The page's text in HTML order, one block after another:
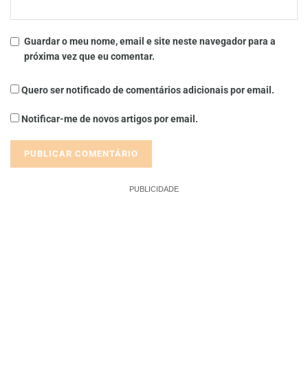
Guardar o meu nome, email e site neste navegador para a
próxima vez que eu comentar.
Quero ser notificado de comentários adicionais por email.
Notificar-me de novos artigos por email.
PUBLICIDADE